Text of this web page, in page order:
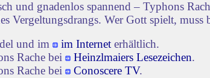
und gnadenlos spannend – Typhons
Vergeltungsdrangs. Wer Gott spielt, muss
und im
im Internet erhältlich.
Rache bei
Heinzlmaiers Lesezeichen.
Rache bei
Conoscere TV.